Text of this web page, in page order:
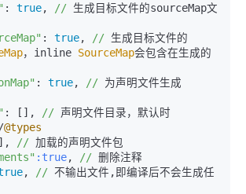
: true, // 生成目标文件的sourceMap文
: true, // 生成目标文件的
，inline SourceMap会包含在生成的
: true, // 为声明文件生成
: [], // 声明文件目录，默认时
@types
// 加载的声明文件包
:true, // 删除注释
, // 不输出文件,即编译后不会生成任